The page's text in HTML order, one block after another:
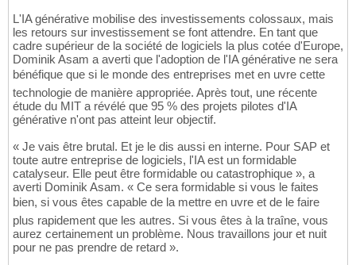
L'IA générative mobilise des investissements colossaux, mais
les retours sur investissement se font attendre. En tant que
cadre supérieur de la société de logiciels la plus cotée d'Europe,
Dominik Asam a averti que l'adoption de l'IA générative ne sera
bénéfique que si le monde des entreprises met en uvre cette
technologie de manière appropriée. Après tout, une récente
étude du MIT a révélé que 95 % des projets pilotes d'IA
générative n'ont pas atteint leur objectif.
« Je vais être brutal. Et je le dis aussi en interne. Pour SAP et
toute autre entreprise de logiciels, l'IA est un formidable
catalyseur. Elle peut être formidable ou catastrophique », a
averti Dominik Asam. « Ce sera formidable si vous le faites
bien, si vous êtes capable de la mettre en uvre et de le faire
plus rapidement que les autres. Si vous êtes à la traîne, vous
aurez certainement un problème. Nous travaillons jour et nuit
pour ne pas prendre de retard ».